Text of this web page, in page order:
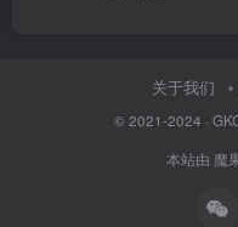
关于我们
© 2021-2024 ·
本站由 魔